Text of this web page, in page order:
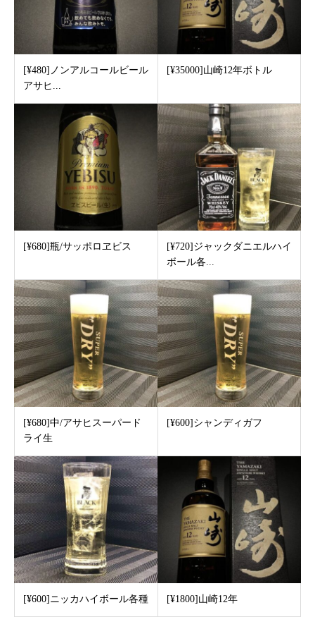
[¥480]ノンアルコールビール
アサヒ...
[¥35000]山崎12年ボトル
[¥680]瓶/サッポロヱビス
[¥720]ジャックダニエルハイ
ボール各...
[¥680]中/アサヒスーパード
ライ生
[¥600]シャンディガフ
[¥600]ニッカハイボール各種 [¥1800]山崎12年